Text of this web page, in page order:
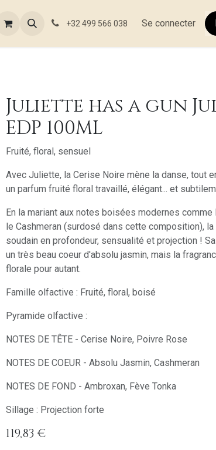
Nos ateliers Blog Contactez-nous
+32 499 566 038 Se connecter
Juliette has a gun
EDP 100ML
Fruité, floral, sensuel
Avec Juliette, la Cerise Noire mène la danse, tout
un parfum fruité floral travaillé, élégant... et
En la mariant aux notes boisées modernes
le Cashmeran (surdosé dans cette composition),
soudain en profondeur, sensualité et projection !
un très beau coeur d'absolu jasmin, mais la
florale pour autant.
Famille olfactive : Fruité, floral, boisé
Pyramide olfactive :
NOTES DE TÊTE - Cerise Noire, Poivre Rose
NOTES DE COEUR - Absolu Jasmin, Cashmeran
NOTES DE FOND - Ambroxan, Fève Tonka
Sillage : Projection forte
119,83 €